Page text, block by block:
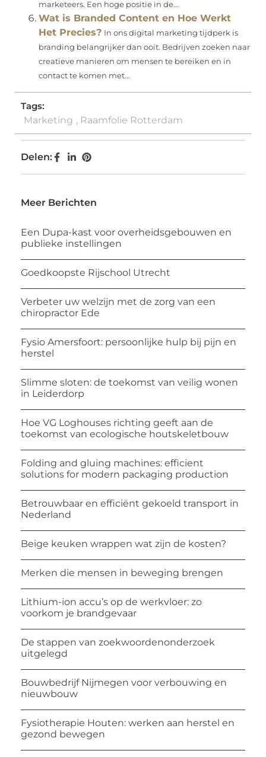
marketeers. Een hoge positie in de...
Wat is Branded Content en Hoe Werkt
Het Precies? In ons digital marketing tijdperk is
branding belangrijker dan ooit. Bedrijven zoeken naar
creatieve manieren om mensen te bereiken en in
contact te komen met...
Tags:
Marketing , Raamfolie Rotterdam
Delen:
Meer Berichten
Een Dupa-kast voor overheidsgebouwen en
publieke instellingen
Goedkoopste Rijschool Utrecht
Verbeter uw welzijn met de zorg van een
chiropractor Ede
Fysio Amersfoort: persoonlijke hulp bij pijn en
herstel
Slimme sloten: de toekomst van veilig wonen
in Leiderdorp
Hoe VG Loghouses richting geeft aan de
toekomst van ecologische houtskeletbouw
Folding and gluing machines: efficient
solutions for modern packaging production
Betrouwbaar en efficiënt gekoeld transport in
Nederland
Beige keuken wrappen wat zijn de kosten?
Merken die mensen in beweging brengen
Lithium-ion accu’s op de werkvloer: zo
voorkom je brandgevaar
De stappen van zoekwoordenonderzoek
uitgelegd
Bouwbedrijf Nijmegen voor verbouwing en
nieuwbouw
Fysiotherapie Houten: werken aan herstel en
gezond bewegen